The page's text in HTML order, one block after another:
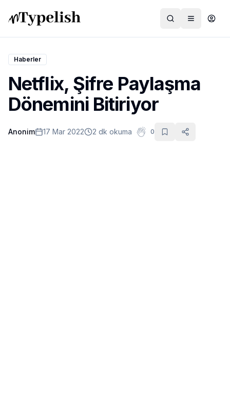
Dünya
Film ve Dizi
Kültür ve Sanat
Haberler
Netflix, Şifre Paylaşma
Dönemini Bitiriyor
Anonim 17 Mar 2022 2 dk okuma 0